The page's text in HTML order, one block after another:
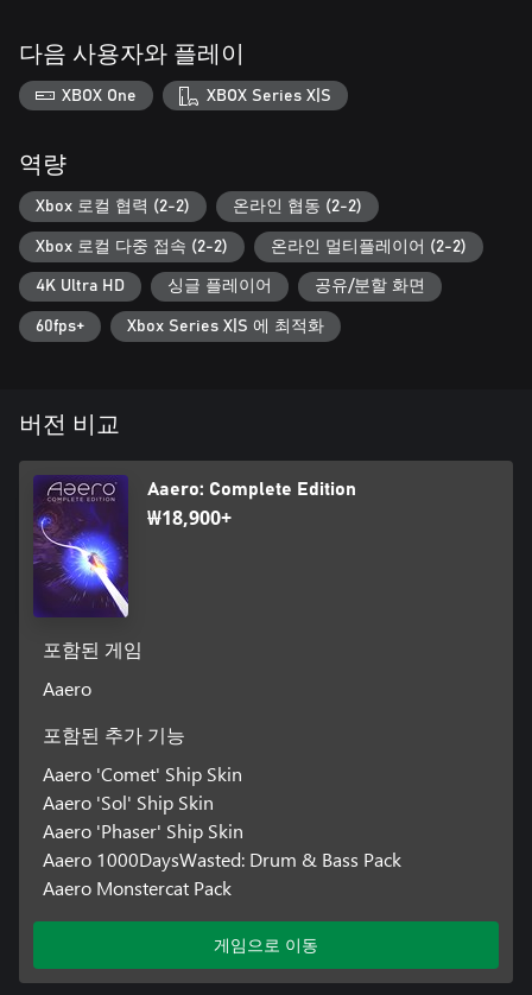
다음 사용자와 플레이
XBOX One XBOX Series X|S
역량
Xbox 로컬 협력 (2-2) 온라인 협동 (2-2)
Xbox 로컬 다중 접속 (2-2) 온라인 멀티플레이어 (2-2)
4K Ultra HD 싱글 플레이어 공유/분할 화면
60fps+ Xbox Series X|S 에 최적화
버전 비교
Aaero: Complete Edition
₩18,900+
포함된 게임
Aaero
포함된 추가 기능
Aaero 'Comet' Ship Skin
Aaero 'Sol' Ship Skin
Aaero 'Phaser' Ship Skin
Aaero 1000DaysWasted: Drum & Bass Pack
Aaero Monstercat Pack
게임으로 이동